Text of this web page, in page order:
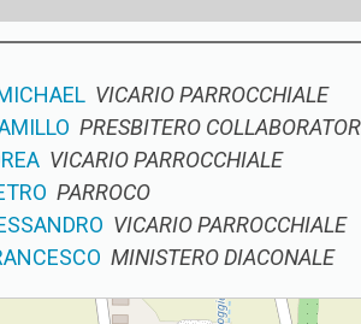
VICARIO PARROCCHIALE
PRESBITERO
VICARIO PARROCCHIALE
PARROCO
VICARIO PARROCCHIALE
MINISTERO DIACONALE
DI S. GIULIA